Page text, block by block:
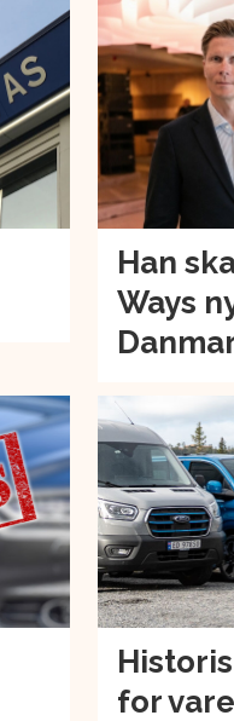
Han
Ways
for